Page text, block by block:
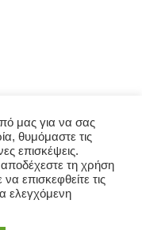
μας για να σας
θυμόμαστε τις
επισκέψεις.
τη χρήση
επισκεφθείτε τις
ελεγχόμενη